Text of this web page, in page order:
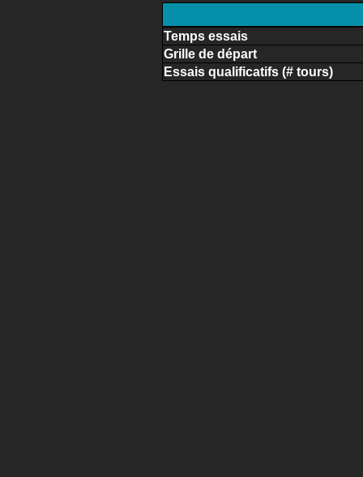
Temps essais
Grille de départ
Essais qualificatifs (# tours)